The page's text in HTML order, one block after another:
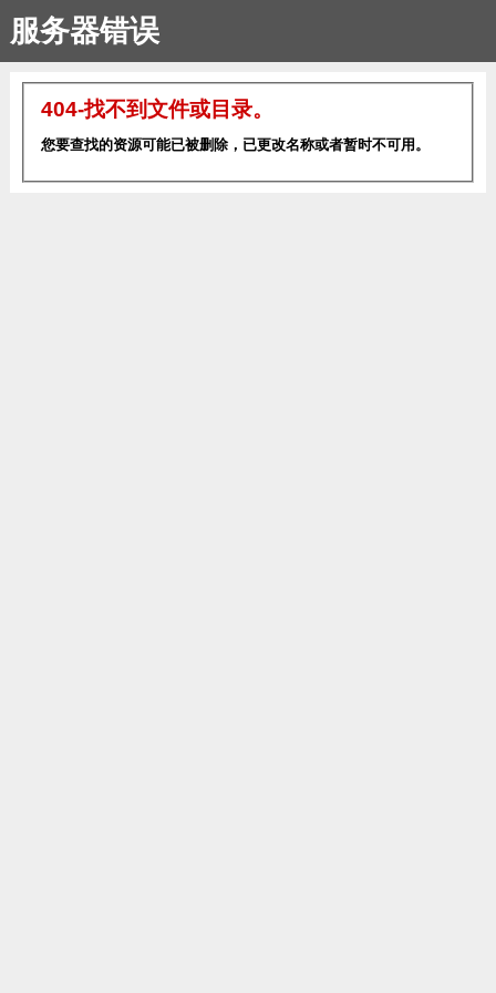
服务器错误
404-找不到文件或目录。
您要查找的资源可能已被删除，已更改名称或者暂时不可用。